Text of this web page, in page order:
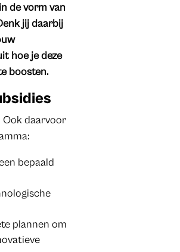
de vorm van
jij daarbij
hoe je deze
boosten.
Ook daarvoor
bepaald
plannen om